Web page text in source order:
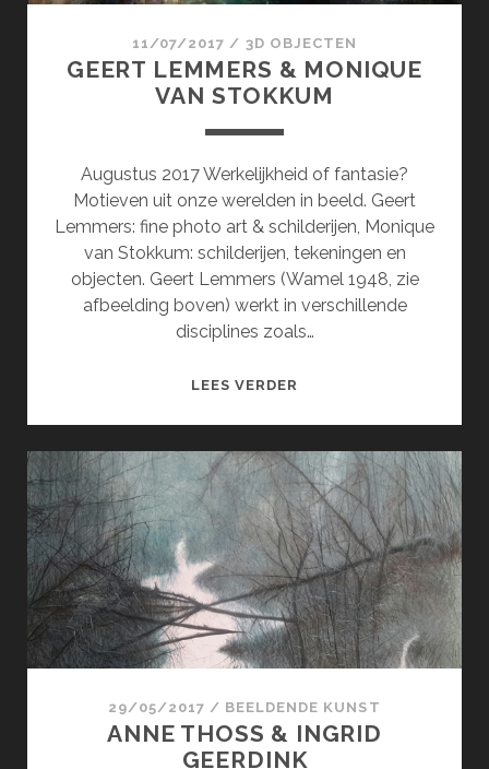
11/07/2017 / 3D OBJECTEN
GEERT LEMMERS & MONIQUE
VAN STOKKUM
Augustus 2017 Werkelijkheid of fantasie?
Motieven uit onze werelden in beeld. Geert
Lemmers: fine photo art & schilderijen, Monique
van Stokkum: schilderijen, tekeningen en
objecten. Geert Lemmers (Wamel 1948, zie
afbeelding boven) werkt in verschillende
disciplines zoals…
LEES VERDER
MONIQUE
VAN
STOKKUM
29/05/2017 / BEELDENDE KUNST
ANNE THOSS & INGRID
GEERDINK